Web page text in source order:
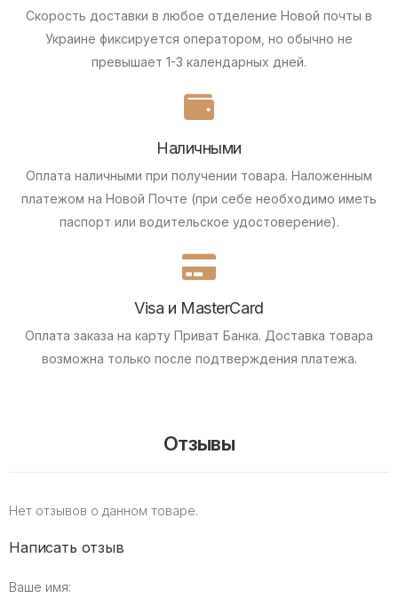
Скорость доставки в любое отделение Новой почты в
Украине фиксируется оператором, но обычно не
превышает 1-3 календарных дней.
Наличными
Оплата наличными при получении товара. Наложенным
платежом на Новой Почте (при себе необходимо иметь
паспорт или водительское удостоверение).
Visa и MasterCard
Оплата заказа на карту Приват Банка. Доставка товара
возможна только после подтверждения платежа.
Отзывы
Нет отзывов о данном товаре.
Написать отзыв
Ваше имя: